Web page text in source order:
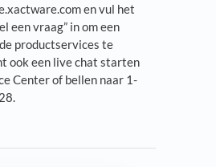
en vul het
een vraag” in om een
productservices te
ook een live chat starten
Center of bellen naar 1-